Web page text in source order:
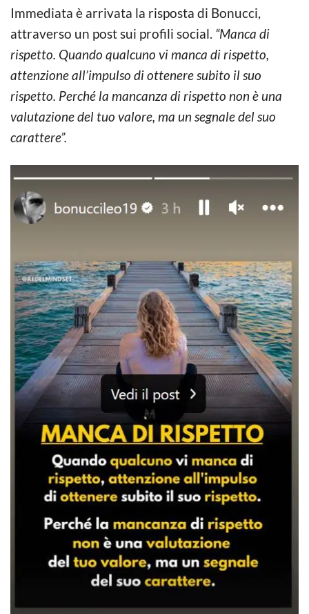
Immediata è arrivata la risposta di Bonucci,
attraverso un post sui profili social. “Manca di
rispetto. Quando qualcuno vi manca di rispetto,
attenzione all’impulso di ottenere subito il suo
rispetto. Perché la mancanza di rispetto non è una
valutazione del tuo valore, ma un segnale del suo
carattere”.